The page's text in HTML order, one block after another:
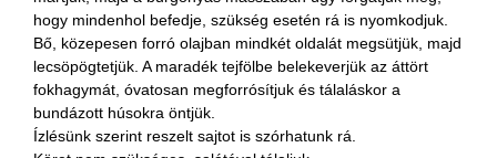
hogy mindenhol befedje, szükség esetén rá is nyomkodjuk.
Bő, közepesen forró olajban mindkét oldalát megsütjük, majd
lecsöpögtetjük. A maradék tejfölbe belekeverjük az áttört
fokhagymát, óvatosan megforrósítjuk és tálaláskor a
bundázott húsokra öntjük.
Ízlésünk szerint reszelt sajtot is szórhatunk rá.